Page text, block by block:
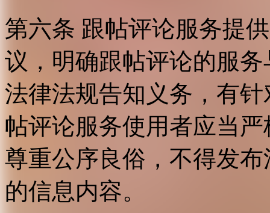
第六条 跟帖评论服务提
议，明确跟帖评论的服
法律法规告知义务，有
帖评论服务使用者应当
尊重公序良俗，不得发
的信息内容。